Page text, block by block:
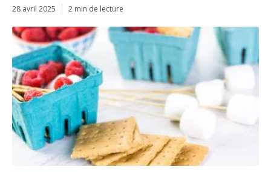
28 avril 2025 2 min de lecture